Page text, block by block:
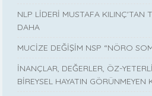
NLP LİDERİ MUSTAFA KILINÇ'TAN
DAHA
MUCİZE DEĞİŞİM NSP “NÖRO
İNANÇLAR, DEĞERLER, ÖZ-
BİREYSEL HAYATIN GÖRÜNMEYEN